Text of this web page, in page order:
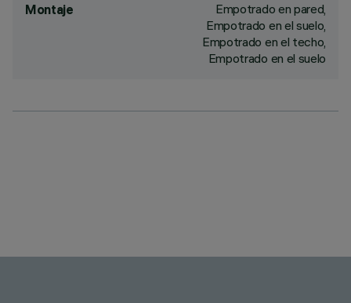
Montaje
Empotrado en pared,
Empotrado en el suelo,
Empotrado en el techo,
Empotrado en el suelo